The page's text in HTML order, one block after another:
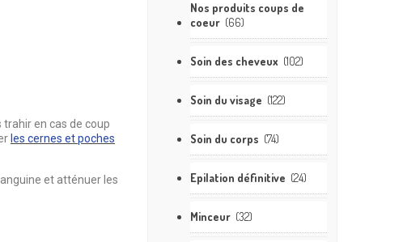
trahir en cas de coup
les cernes et poches
et atténuer les
Nos produits coups de
coeur (66)
Soin des cheveux (102)
Soin du visage (122)
Soin du corps (74)
Epilation définitive (24)
Minceur (32)